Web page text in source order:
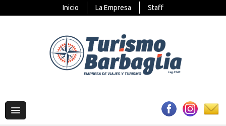
Inicio La Empresa Staff